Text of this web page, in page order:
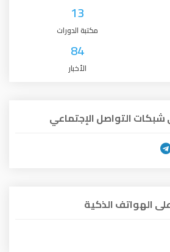
13
مكتبة الدورات
84
الأخبار
شبكات التواصل الإجتماعي
الهواتف الذكية